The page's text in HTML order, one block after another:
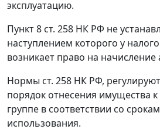
эксплуатацию.
Пункт 8 ст. 258 НК РФ не
наступлением которого у
возникает право на
Нормы ст. 258 НК РФ,
порядок отнесения имущества
группе в соответствии со
использования.